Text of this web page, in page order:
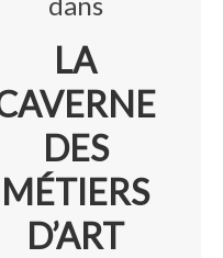
LA
DES
MÉTIERS
D’ART